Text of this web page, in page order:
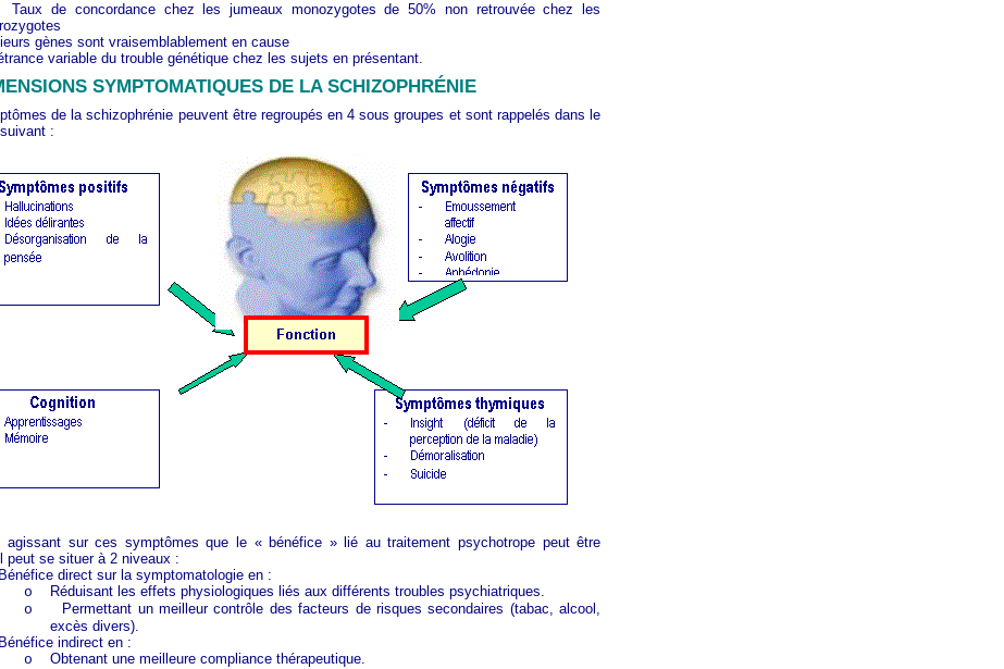
Taux de concordance chez les jumeaux monozygotes de 50% non retrouvée chez les
gènes sont vraisemblablement en cause
variable du trouble génétique chez les sujets en présentant.
SYMPTOMATIQUES DE LA SCHIZOPHRÉNIE
de la schizophrénie peuvent être regroupés en 4 sous groupes et sont rappelés dans le
:
agissant sur ces symptômes que le « bénéfice » lié au traitement psychotrope peut être
peut se situer à 2 niveaux :
Bénéfice direct sur la symptomatologie en :
o
Réduisant les effets physiologiques liés aux différents troubles psychiatriques.
o
Permettant un meilleur contrôle des facteurs de risques secondaires (tabac, alcool,
excès divers).
Bénéfice indirect en :
o
Obtenant une meilleure compliance thérapeutique.